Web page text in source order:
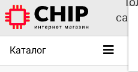
Каталог